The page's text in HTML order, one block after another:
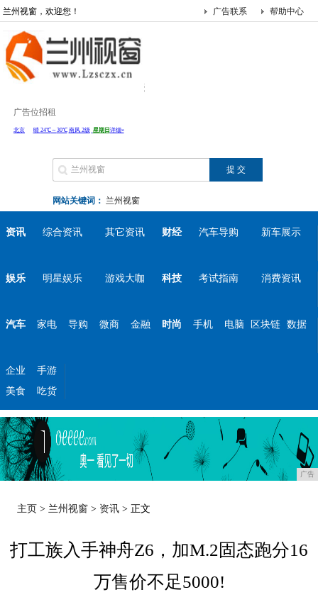
兰州视窗，欢迎您！ 帮助中心
广告联系
广告位招租
网站关键词： 兰州视窗
资讯 综合资讯 其它资讯 财经 汽车导购 新车展示
娱乐 明星娱乐 游戏大咖 科技 考试指南 消费资讯
汽车 家电 导购 微商 金融 时尚 手机 电脑 区块链 数据
企业
手游
美食
吃货
广告
主页 > 兰州视窗 > 资讯 > 正文
打工族入手神舟Z6，加M.2固态跑分16
万售价不足5000!